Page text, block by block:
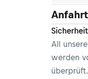
All
werden